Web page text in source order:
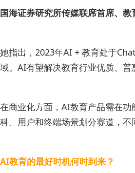
国海证券研究所传媒联席首席、
她指出，2023年AI + 教育处于
域。AI有望解决教育行业优质、普
在商业化方面，AI教育产品需在
科、用户和终端场景划分赛道，
AI教育的最好时机何时到来？